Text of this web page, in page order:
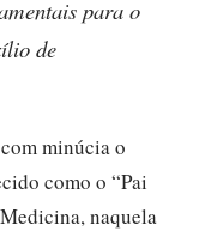
para o
de
minúcia o
como o “Pai
naquela